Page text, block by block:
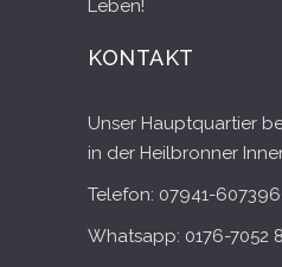
Leben!
KONTAKT
Unser Hauptquartier
in der Heilbronner
Telefon: 07941-
Whatsapp: 0176-7052